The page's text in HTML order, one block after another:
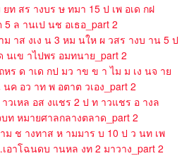
ยท สร างบร ษ ทมา 15 ป เพ อเด กฝ
ล านเป นช อเธอ_part 2
ม าส งเง น 3 หม นให ผ วสร างบ าน 5 ป
นเข าไปพร อมทนาย_part 2
ร ด าเด กป มว าข ข า ไม ม เง นจ าย
ค อว าท พ อตาต วเอง_part 2
วเหล อส งแชร 2 ป ท าวแชร อ างล
ท หมายศาลกลางตลาด_part 2
ม ช างทาส ห ามมาร บ 10 ป ว นท เพ
อาโฉนดบ านหล งท 2 มาวาง_part 2